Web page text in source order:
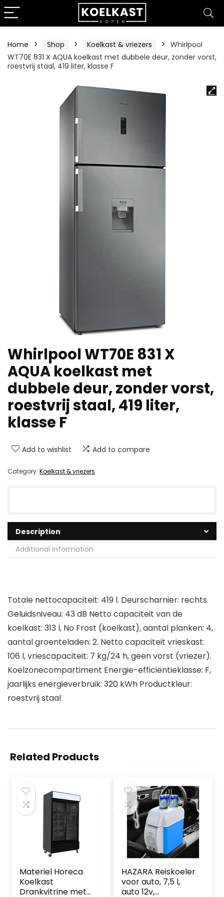
Home Shop Koelkast & vriezers
Whirlpool
WT70E 831 X AQUA koelkast met dubbele deur, zonder vorst,
roestvrij staal, 419 liter, klasse F
Whirlpool WT70E 831 X
AQUA koelkast met
dubbele deur, zonder vorst,
roestvrij staal, 419 liter,
klasse F
Add to wishlist Add to compare
Category: Koelkast & vriezers
Description
Additional information
Totale nettocapaciteit: 419 l. Deurscharnier: rechts
Geluidsniveau: 43 dB Netto capaciteit van de
koelkast: 313 l, No Frost (koelkast), aantal planken: 4,
aantal groenteladen: 2. Netto capaciteit vrieskast:
106 l, vriescapaciteit: 7 kg/24 h, geen vorst (vriezer).
Koelzonecompartiment Energie-efficiëntieklasse: F,
jaarlijks energieverbruik: 320 kWh Productkleur:
roestvrij staal
Related Products
Materiel Horeca
Koelkast
Drankvitrine met
HAZARA Reiskoeler
voor auto, 7,5 l,
auto 12v,